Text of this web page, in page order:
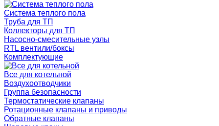
Система теплого пола
Труба для ТП
Коллекторы для ТП
Насосно-смесительные узлы
RTL вентили/боксы
Комплектующие
Все для котельной
Воздухоотводчики
Группа безопасности
Термостатические клапаны
Ротационные клапаны и приводы
Обратные клапаны